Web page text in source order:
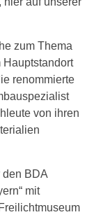
zum Thema
Hauptstandort
renommierte
von ihren
den BDA
mit